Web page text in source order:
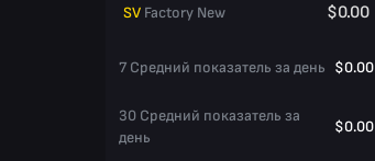
SV Factory New $0.00
7 Средний показатель за день $0.00
30 Средний показатель за
день
$0.00